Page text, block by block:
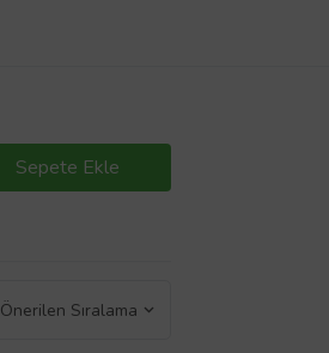
Sepete Ekle
Önerilen Sıralama